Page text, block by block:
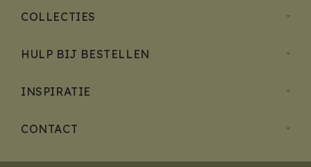
COLLECTIES
HULP BIJ BESTELLEN
INSPIRATIE
CONTACT